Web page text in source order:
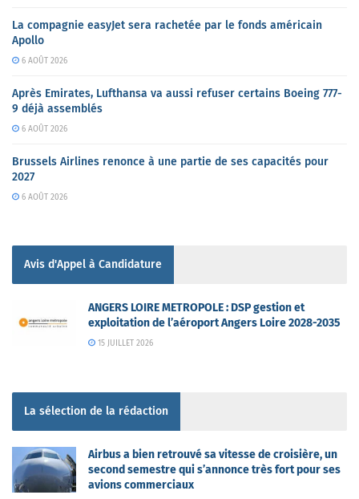
La compagnie easyJet sera rachetée par le fonds américain
Apollo
6 AOÛT 2026
Après Emirates, Lufthansa va aussi refuser certains Boeing 777-
9 déjà assemblés
6 AOÛT 2026
Brussels Airlines renonce à une partie de ses capacités pour
2027
6 AOÛT 2026
Avis d'Appel à Candidature
ANGERS LOIRE METROPOLE : DSP gestion et
exploitation de l’aéroport Angers Loire 2028-2035
15 JUILLET 2026
La sélection de la rédaction
Airbus a bien retrouvé sa vitesse de croisière, un
second semestre qui s’annonce très fort pour ses
avions commerciaux